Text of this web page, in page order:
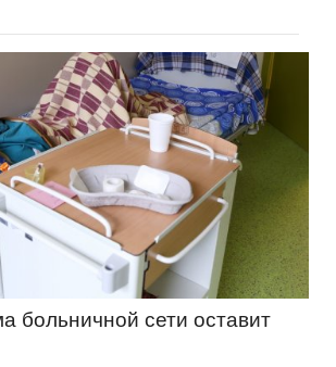
больничной сети оставит